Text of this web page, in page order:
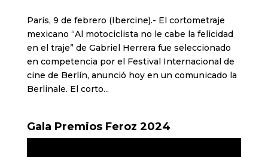
París, 9 de febrero (Ibercine).- El cortometraje
mexicano “Al motociclista no le cabe la felicidad
en el traje” de Gabriel Herrera fue seleccionado
en competencia por el Festival Internacional de
cine de Berlín, anunció hoy en un comunicado la
Berlinale. El corto...
Gala Premios Feroz 2024